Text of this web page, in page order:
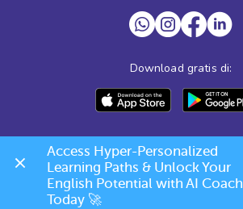
Download gratis di:
Access Hyper-Personalized
Learning Paths & Unlock Your
English Potential with AI Coach
Today 🚀